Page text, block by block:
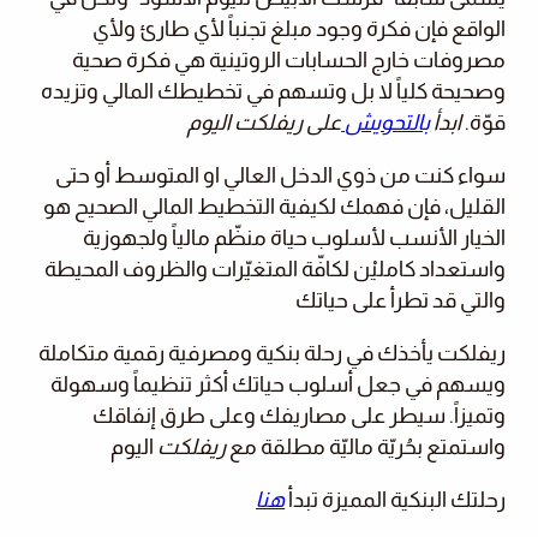
الواقع فإن فكرة وجود مبلغ تجنباً لأي طارئ ولأي
مصروفات خارج الحسابات الروتينية هي فكرة صحية
وصحيحة كلياً لا بل وتسهم في تخطيطك المالي وتزيده
قوّة.ابدأبالتحويش على ريفلكت اليوم
سواء كنت من ذوي الدخل العالي او المتوسط أو حتى
القليل، فإن فهمك لكيفية التخطيط المالي الصحيح هو
الخيار الأنسب لأسلوب حياة منظّم مالياً ولجهوزية
واستعداد كامليْن لكافّة المتغيّرات والظروف المحيطة
والتي قد تطرأ على حياتك
ريفلكت يأخذك في رحلة بنكية ومصرفية رقمية متكاملة
ويسهم في جعل أسلوب حياتك أكثر تنظيماً وسهولة
وتميزاً. سيطر على مصاريفك وعلى طرق إنفاقك
واستمتع بحُريّة ماليّة مطلقة معريفلكت اليوم
رحلتك البنكية المميزة تبدأهنا